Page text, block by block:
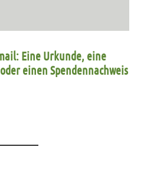
Eine Urkunde, eine
einen Spendennachweis